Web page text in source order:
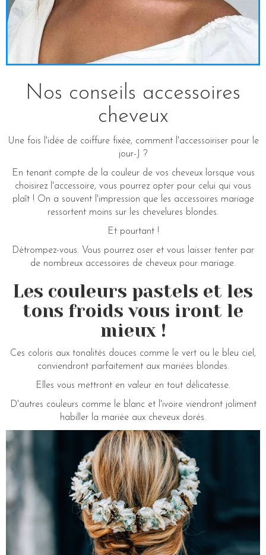
Nos conseils accessoires
cheveux
Une fois l'idée de coiffure fixée, comment l'accessoiriser pour le
jour-J ?
En tenant compte de la couleur de vos cheveux lorsque vous
choisirez l'accessoire, vous pourrez opter pour celui qui vous
plaît ! On a souvent l'impression que les accessoires mariage
ressortent moins sur les chevelures blondes.
Et pourtant !
Détrompez-vous. Vous pourrez oser et vous laisser tenter par
de nombreux accessoires de cheveux pour mariage.
Les couleurs pastels et les
tons froids vous iront le
mieux !
Ces coloris aux tonalités douces comme le vert ou le bleu ciel,
conviendront parfaitement aux mariées blondes.
Elles vous mettront en valeur en tout délicatesse.
D'autres couleurs comme le blanc et l'ivoire viendront joliment
habiller la mariée aux cheveux dorés.